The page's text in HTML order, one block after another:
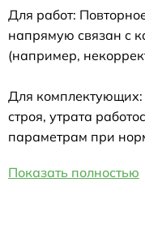
Для работ:
напрямую связан с
(например,
Для
строя, утрата
параметрам при
Показать полностью